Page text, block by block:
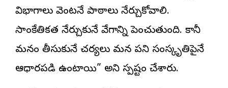
విభాగాలు వెంటనే పాఠాలు నేర్చుకోవాలి.
సాంకేతికత నేర్చుకునే వేగాన్ని పెంచుతుంది. కానీ
మనం తీసుకునే చర్యలు మన పని సంస్కృతిపైనే
ఆధారపడి ఉంటాయి” అని స్పష్టం చేశారు.